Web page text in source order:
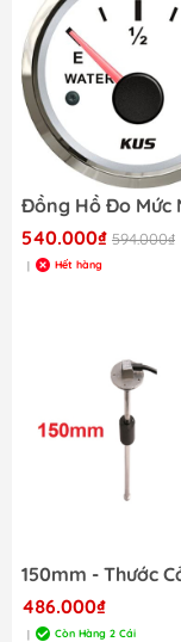
540.000₫ 594.000₫
| Hết hàng
486.000₫
| Còn Hàng 2 Cái